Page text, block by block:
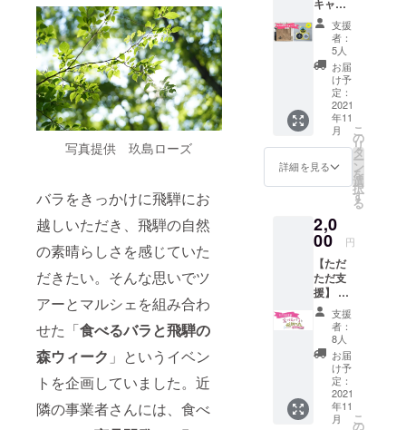
写真提供 玖島ローズ
バラをきっかけに飛騨にお
越しいただき、飛騨の自然
の素晴らしさを感じていた
だきたい。そんな思いでツ
アーとマルシェを組み合わ
せた「食べるバラと飛騨の
森ウィーク 」というイベン
トを企画していました。近
隣の事業者さんには、食べ
餅 1袋
9.野草
グラ
ノーラ
入り味
噌煎
餅 1袋
10.メナ
モミ入
り味噌
煎餅 2
袋 11.メ
ナモミ
ノーラ
入り味
噌煎餅
1袋 お
礼のお
手紙 賞
味期限
は発送
から約
3ヶ月
シング
(180ml
×3本)
ゆぅ
わ〜く
はうす
賞味期
限 発
送から
約2ヶ月
●お礼の
お手紙
キャン
プ場応
援】 ◆
お届け
内容◆
●NOAS
OBIキャ
ンプ場
ステッ
カー(1
枚) 直径
10cm
屋外使
用OK カ
ホワイ
ト、ブ
ラック
の３色
から1枚
選んで
くださ
い。 ※
指定が
ない場
合はこ
ちらで
お選び
しま
す。
支援
者：
5人
お届
け予
定：
2021
年11
月
詳細を見る
こ
の
リ
タ
ー
ン
を
選
択
す
る
2,0
00 円
【ただ
ただ支
援】 ◆
お届け
内容◆
お礼の
メール
をE-
mailに
てお送
りいた
しま
支援
者：
8人
お届
け予
定：
2021
年11
月
こ
の